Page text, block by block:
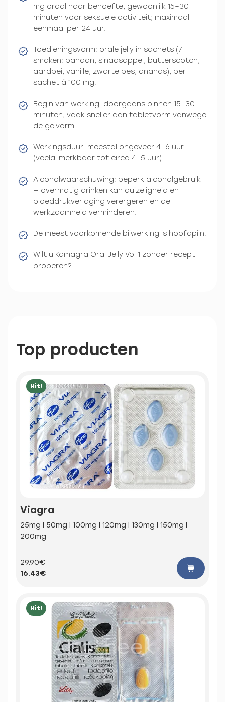
mg oraal naar behoefte, gewoonlijk 15–30
minuten voor seksuele activiteit; maximaal
eenmaal per 24 uur.
Toedieningsvorm: orale jelly in sachets (7
smaken: banaan, sinaasappel, butterscotch,
aardbei, vanille, zwarte bes, ananas), per
sachet à 100 mg.
Begin van werking: doorgaans binnen 15–30
minuten, vaak sneller dan tabletvorm vanwege
de gelvorm.
Werkingsduur: meestal ongeveer 4–6 uur
(veelal merkbaar tot circa 4–5 uur).
Alcoholwaarschuwing: beperk alcoholgebruik
— overmatig drinken kan duizeligheid en
bloeddrukverlaging verergeren en de
werkzaamheid verminderen.
De meest voorkomende bijwerking is hoofdpijn.
Wilt u Kamagra Oral Jelly Vol 1 zonder recept
proberen?
Top producten
Hit!
Viagra
25mg | 50mg | 100mg | 120mg | 130mg | 150mg |
200mg
29.90€
16.43€
Hit!